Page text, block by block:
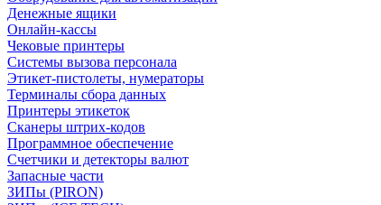
Денежные ящики
Онлайн-кассы
Чековые принтеры
Системы вызова персонала
Этикет-пистолеты, нумераторы
Терминалы сбора данных
Принтеры этикеток
Сканеры штрих-кодов
Программное обеспечение
Счетчики и детекторы валют
Запасные части
ЗИПы (PIRON)